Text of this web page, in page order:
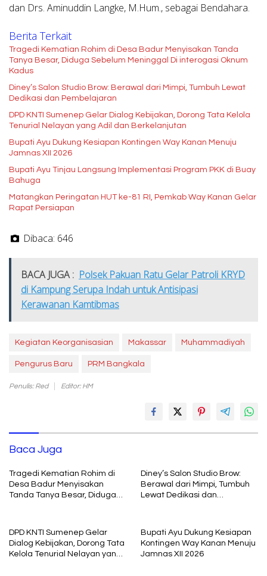
dan Drs. Aminuddin Langke, M.Hum., sebagai Bendahara.
Berita Terkait
Tragedi Kematian Rohim di Desa Badur Menyisakan Tanda
Tanya Besar, Diduga Sebelum Meninggal Di interogasi Oknum
Kadus
Diney’s Salon Studio Brow: Berawal dari Mimpi, Tumbuh Lewat
Dedikasi dan Pembelajaran
DPD KNTI Sumenep Gelar Dialog Kebijakan, Dorong Tata Kelola
Tenurial Nelayan yang Adil dan Berkelanjutan
Bupati Ayu Dukung Kesiapan Kontingen Way Kanan Menuju
Jamnas XII 2026
Bupati Ayu Tinjau Langsung Implementasi Program PKK di Buay
Bahuga
Matangkan Peringatan HUT ke-81 RI, Pemkab Way Kanan Gelar
Rapat Persiapan
Dibaca: 646
BACA JUGA : Polsek Pakuan Ratu Gelar Patroli KRYD
di Kampung Serupa Indah untuk Antisipasi
Kerawanan Kamtibmas
Kegiatan Keorganisasian Makassar Muhammadiyah
Pengurus Baru PRM Bangkala
Penulis: Red Editor: HM
Baca Juga
Tragedi Kematian Rohim di
Desa Badur Menyisakan
Tanda Tanya Besar, Diduga
Diney’s Salon Studio Brow:
Berawal dari Mimpi, Tumbuh
Lewat Dedikasi dan
DPD KNTI Sumenep Gelar
Dialog Kebijakan, Dorong Tata
Kelola Tenurial Nelayan yang
Bupati Ayu Dukung Kesiapan
Kontingen Way Kanan Menuju
Jamnas XII 2026